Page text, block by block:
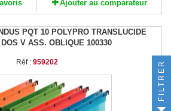
Ajouter au comparateur
PQT 10 POLYPRO TRANSLUCIDE
V ASS. OBLIQUE 100330
Réf : 959202 FILTRER